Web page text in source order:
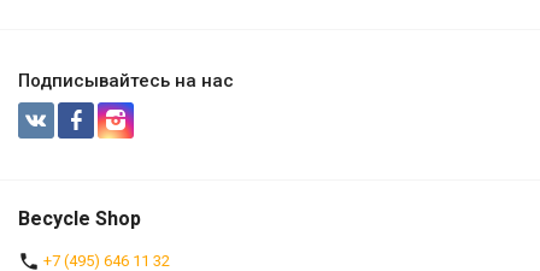
Подписывайтесь на нас
Becycle Shop
+7 (495) 646 11 32